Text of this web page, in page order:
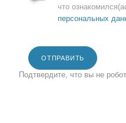
что
персональных
ОТПРАВИТЬ
Подтвердите, что вы не робот